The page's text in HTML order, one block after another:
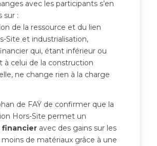
avec les participants s’en
sur :
de la ressource et du lien
Site et industrialisation,
qui, étant inférieur ou
à celui de la construction
ne change rien à la charge
de FAŸ de confirmer que la
Hors-Site permet un
financieravec des gains sur les
moins de matériaux grâce à une